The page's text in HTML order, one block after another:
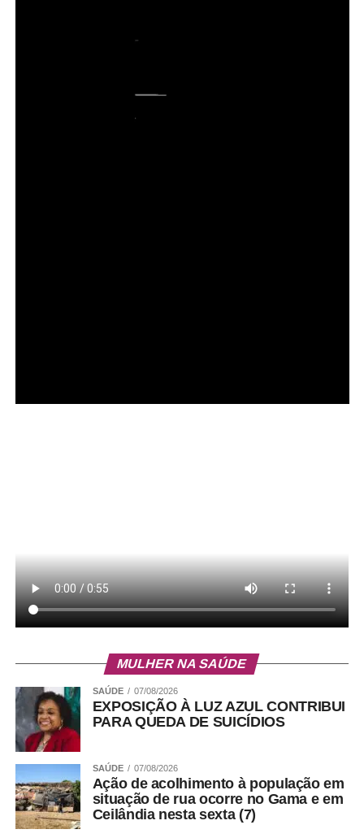
MULHER NA SAÚDE
SAÚDE 07/08/2026
EXPOSIÇÃO À LUZ AZUL CONTRIBUI
PARA QUEDA DE SUICÍDIOS
SAÚDE 07/08/2026
Ação de acolhimento à população em
situação de rua ocorre no Gama e em
Ceilândia nesta sexta (7)